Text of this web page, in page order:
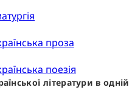
проза
поезія
літератури в